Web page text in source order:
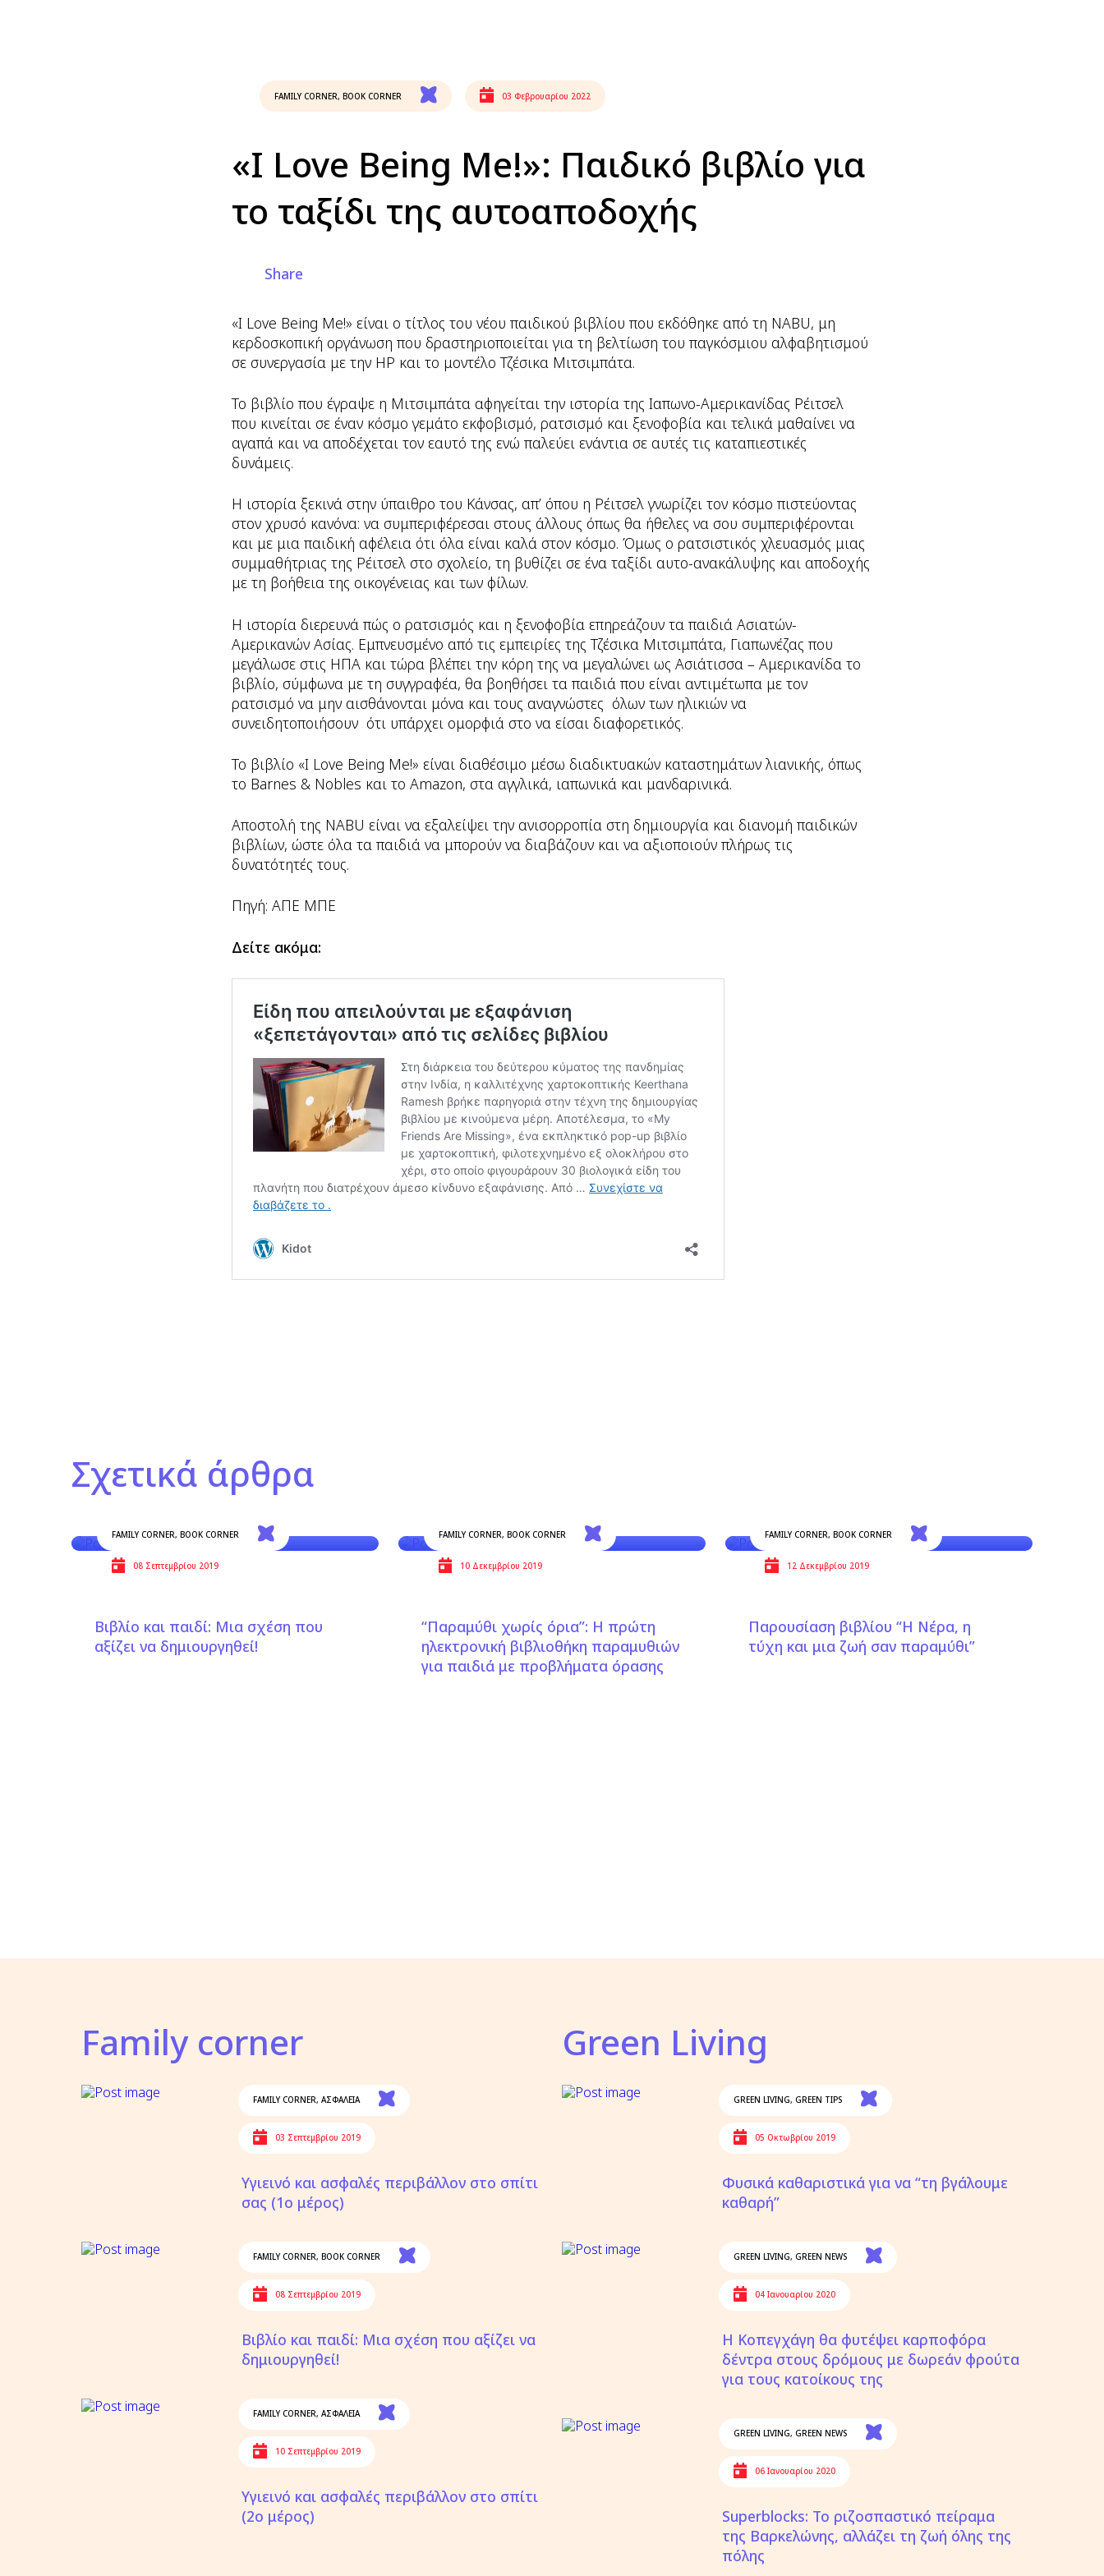
FAMILY CORNER, BOOK CORNER 03 Φεβρουαρίου 2022
«I Love Being Me!»: Παιδικό βιβλίο για
το ταξίδι της αυτοαποδοχής
Share
«I Love Being Me!» είναι ο τίτλος του νέου παιδικού βιβλίου που εκδόθηκε από τη NABU, μη
κερδοσκοπική οργάνωση που δραστηριοποιείται για τη βελτίωση του παγκόσμιου αλφαβητισμού
σε συνεργασία με την HP και το μοντέλο Τζέσικα Μιτσιμπάτα.
Το βιβλίο που έγραψε η Μιτσιμπάτα αφηγείται την ιστορία της Ιαπωνο-Αμερικανίδας Ρέιτσελ
που κινείται σε έναν κόσμο γεμάτο εκφοβισμό, ρατσισμό και ξενοφοβία και τελικά μαθαίνει να
αγαπά και να αποδέχεται τον εαυτό της ενώ παλεύει ενάντια σε αυτές τις καταπιεστικές
δυνάμεις.
Η ιστορία ξεκινά στην ύπαιθρο του Κάνσας, απ’ όπου η Ρέιτσελ γνωρίζει τον κόσμο πιστεύοντας
στον χρυσό κανόνα: να συμπεριφέρεσαι στους άλλους όπως θα ήθελες να σου συμπεριφέρονται
και με μια παιδική αφέλεια ότι όλα είναι καλά στον κόσμο. Όμως ο ρατσιστικός χλευασμός μιας
συμμαθήτριας της Ρέιτσελ στο σχολείο, τη βυθίζει σε ένα ταξίδι αυτο-ανακάλυψης και αποδοχής
με τη βοήθεια της οικογένειας και των φίλων.
Η ιστορία διερευνά πώς ο ρατσισμός και η ξενοφοβία επηρεάζουν τα παιδιά Ασιατών-
Αμερικανών Ασίας. Εμπνευσμένο από τις εμπειρίες της Τζέσικα Μιτσιμπάτα, Γιαπωνέζας που
μεγάλωσε στις ΗΠΑ και τώρα βλέπει την κόρη της να μεγαλώνει ως Ασιάτισσα – Αμερικανίδα το
βιβλίο, σύμφωνα με τη συγγραφέα, θα βοηθήσει τα παιδιά που είναι αντιμέτωπα με τον
ρατσισμό να μην αισθάνονται μόνα και τους αναγνώστες όλων των ηλικιών να
συνειδητοποιήσουν ότι υπάρχει ομορφιά στο να είσαι διαφορετικός.
Το βιβλίο «I Love Being Me!» είναι διαθέσιμο μέσω διαδικτυακών καταστημάτων λιανικής, όπως
το Barnes & Nobles και το Amazon, στα αγγλικά, ιαπωνικά και μανδαρινικά.
Αποστολή της NABU είναι να εξαλείψει την ανισορροπία στη δημιουργία και διανομή παιδικών
βιβλίων, ώστε όλα τα παιδιά να μπορούν να διαβάζουν και να αξιοποιούν πλήρως τις
δυνατότητές τους.
Πηγή: AΠΕ ΜΠΕ
Δείτε ακόμα:
Σχετικά άρθρα
FAMILY CORNER, BOOK CORNER
08 Σεπτεμβρίου 2019
Βιβλίο και παιδί: Μια σχέση που
αξίζει να δημιουργηθεί!
FAMILY CORNER, BOOK CORNER
10 Δεκεμβρίου 2019
“Παραμύθι χωρίς όρια”: Η πρώτη
ηλεκτρονική βιβλιοθήκη παραμυθιών
για παιδιά με προβλήματα όρασης
FAMILY CORNER, BOOK CORNER
12 Δεκεμβρίου 2019
Παρουσίαση βιβλίου “Η Νέρα, η
τύχη και μια ζωή σαν παραμύθι”
Family corner
FAMILY CORNER,ΑΣΦΑΛΕΙΑ
03 Σεπτεμβρίου 2019
Υγιεινό και ασφαλές περιβάλλον στο σπίτι
σας (1ο μέρος)
FAMILY CORNER, BOOK CORNER
08 Σεπτεμβρίου 2019
Βιβλίο και παιδί: Μια σχέση που αξίζει να
δημιουργηθεί!
FAMILY CORNER,ΑΣΦΑΛΕΙΑ
10 Σεπτεμβρίου 2019
Υγιεινό και ασφαλές περιβάλλον στο σπίτι
(2ο μέρος)
Green Living
GREEN LIVING, GREEN TIPS
05 Οκτωβρίου 2019
Φυσικά καθαριστικά για να “τη βγάλουμε
καθαρή”
GREEN LIVING, GREEN NEWS
04 Ιανουαρίου 2020
Η Κοπεγχάγη θα φυτέψει καρποφόρα
δέντρα στους δρόμους με δωρεάν φρούτα
για τους κατοίκους της
GREEN LIVING, GREEN NEWS
06 Ιανουαρίου 2020
Superblocks: Το ριζοσπαστικό πείραμα
της Βαρκελώνης, αλλάζει τη ζωή όλης της
πόλης